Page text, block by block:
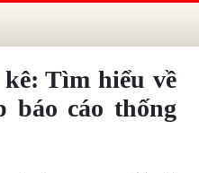
Tìm hiểu về
báo cáo thống